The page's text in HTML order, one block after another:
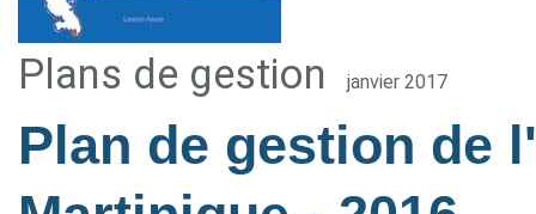
Plans de gestion janvier 2017
Plan de gestion de